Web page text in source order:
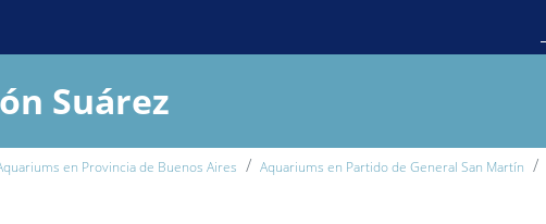
Suárez
en Provincia de Buenos Aires Aquariums en Partido de General San Martín